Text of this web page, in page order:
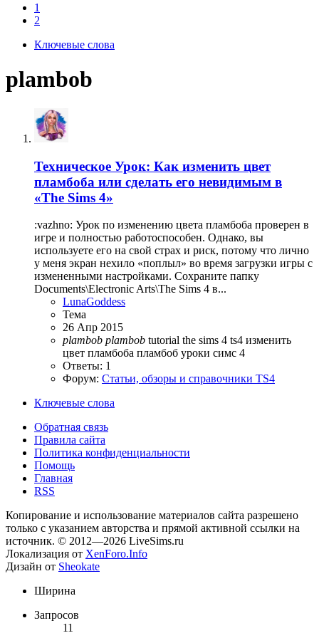
1
2
Ключевые слова
plambob
Техническое Урок: Как изменить цвет
пламбоба или сделать его невидимым в
«The Sims 4»
:vazhno: Урок по изменению цвета пламбоба проверен в
игре и полностью работоспособен. Однако, вы
используете его на свой страх и риск, потому что лично
у меня экран нехило «поплыл» во время загрузки игры с
измененными настройками. Сохраните папку
Documents\Electronic Arts\The Sims 4 в...
LunaGoddess
Тема
26 Апр 2015
plambob plambob tutorial the sims 4 ts4 изменить
цвет пламбоба пламбоб уроки симс 4
Ответы: 1
Форум: Статьи, обзоры и справочники TS4
Ключевые слова
Обратная связь
Правила сайта
Политика конфиденциальности
Помощь
Главная
RSS
Копирование и использование материалов сайта разрешено
только с указанием авторства и прямой активной ссылки на
источник. © 2012—2026 LiveSims.ru
Локализация от XenForo.Info
Дизайн от Sheokate
Ширина
Запросов
11